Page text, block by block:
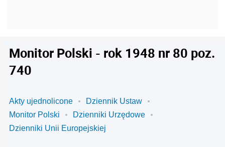
Monitor Polski - rok 1948 nr 80 poz.
740
Akty ujednolicone
Dziennik Ustaw
Monitor Polski
Dzienniki Urzędowe
Dzienniki Unii Europejskiej